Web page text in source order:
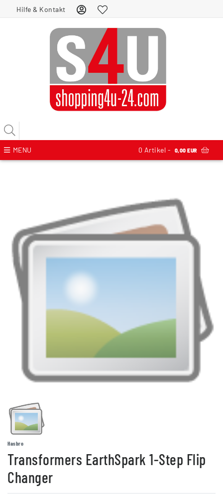
Hilfe & Kontakt
MENU 0 Artikel - 0,00 EUR
Hasbro
Transformers EarthSpark 1-Step Flip
Changer